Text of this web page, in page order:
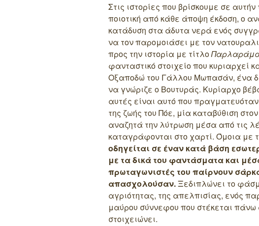
Στις ιστορίες που βρίσκουμε σε
ποιοτική από κάθε άποψη έκδοση, ο
κατάδυση στα άδυτα νερά ενός
να τον παρομοιάσει με τον
προς την ιστορία με τίτλο
φανταστικό στοιχείο που κυριαρχεί
Οξαποδώ του Γάλλου Μωπασάν, ένα
να γνώριζε ο Βουτυράς. Κυρίαρχο
αυτές είναι αυτό που
της ζωής του Πόε, μία καταβύθιση
αναζητά την λύτρωση μέσα από τις
καταγράφονται στο χαρτί. Όμοια με
οδηγείται σε έναν κατά βάση
με τα δικά του φαντάσματα και
πρωταγωνιστές του παίρνουν
απασχολούσαν.Ξεδιπλώνει το
αγριότητας, της απελπισίας, ενός
μαύρου σύννεφου που στέκεται πάνω
στοιχειώνει.